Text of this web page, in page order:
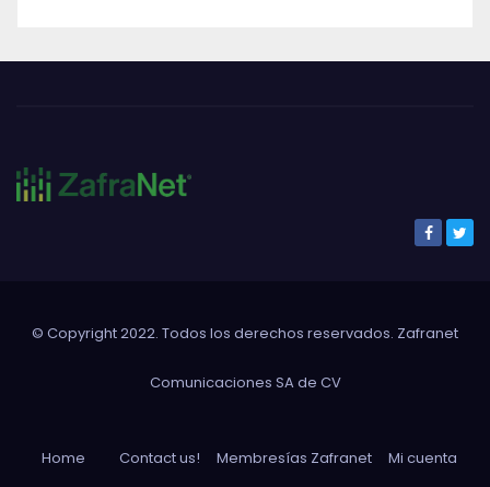
© Copyright 2022. Todos los derechos reservados. Zafranet
Comunicaciones SA de CV
Home Contact us! Membresías Zafranet Mi cuenta